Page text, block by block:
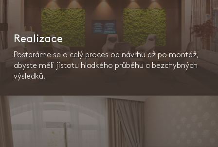
Realizace
Postaráme se o celý proces od návrhu až po montáž,
abyste měli jistotu hladkého průběhu a bezchybných
výsledků.